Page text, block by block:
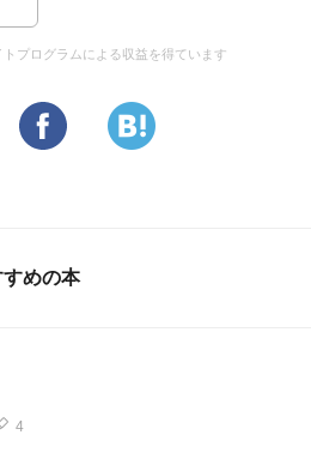
プログラムによる収益を得ています
めの本
4